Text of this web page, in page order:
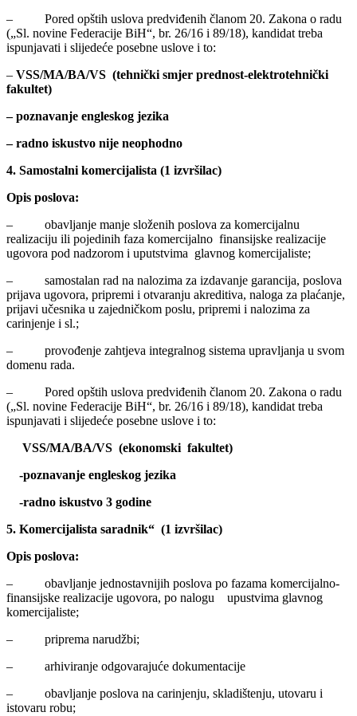
– Pored opštih uslova predviđenih članom 20. Zakona o radu
(„Sl. novine Federacije BiH“, br. 26/16 i 89/18), kandidat treba
ispunjavati i slijedeće posebne uslove i to:
– VSS/MA/BA/VS (tehnički smjer prednost-elektrotehnički
fakultet)
– poznavanje engleskog jezika
– radno iskustvo nije neophodno
4. Samostalni komercijalista (1 izvršilac)
Opis poslova:
– obavljanje manje složenih poslova za komercijalnu
realizaciju ili pojedinih faza komercijalno finansijske realizacije
ugovora pod nadzorom i uputstvima glavnog komercijaliste;
– samostalan rad na nalozima za izdavanje garancija, poslova
prijava ugovora, pripremi i otvaranju akreditiva, naloga za plaćanje,
prijavi učesnika u zajedničkom poslu, pripremi i nalozima za
carinjenje i sl.;
– provođenje zahtjeva integralnog sistema upravljanja u svom
domenu rada.
– Pored opštih uslova predviđenih članom 20. Zakona o radu
(„Sl. novine Federacije BiH“, br. 26/16 i 89/18), kandidat treba
ispunjavati i slijedeće posebne uslove i to:
VSS/MA/BA/VS (ekonomski fakultet)
-poznavanje engleskog jezika
-radno iskustvo 3 godine
5. Komercijalista saradnik“ (1 izvršilac)
Opis poslova:
– obavljanje jednostavnijih poslova po fazama komercijalno-
finansijske realizacije ugovora, po nalogu upustvima glavnog
komercijaliste;
– priprema narudžbi;
– arhiviranje odgovarajuće dokumentacije
– obavljanje poslova na carinjenju, skladištenju, utovaru i
istovaru robu;